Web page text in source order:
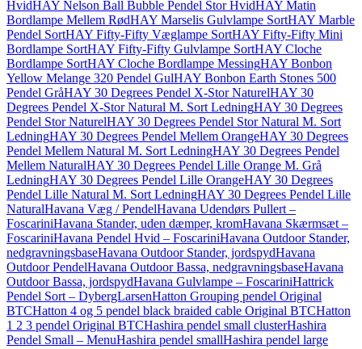
HvidHAY Nelson Ball Bubble Pendel Stor HvidHAY Matin
Bordlampe Mellem RødHAY Marselis Gulvlampe SortHAY Marble
Pendel SortHAY Fifty-Fifty Væglampe SortHAY Fifty-Fifty Mini
Bordlampe SortHAY Fifty-Fifty Gulvlampe SortHAY Cloche
Bordlampe SortHAY Cloche Bordlampe MessingHAY Bonbon
Yellow Melange 320 Pendel GulHAY Bonbon Earth Stones 500
Pendel GråHAY 30 Degrees Pendel X-Stor NaturelHAY 30
Degrees Pendel X-Stor Natural M. Sort LedningHAY 30 Degrees
Pendel Stor NaturelHAY 30 Degrees Pendel Stor Natural M. Sort
LedningHAY 30 Degrees Pendel Mellem OrangeHAY 30 Degrees
Pendel Mellem Natural M. Sort LedningHAY 30 Degrees Pendel
Mellem NaturalHAY 30 Degrees Pendel Lille Orange M. Grå
LedningHAY 30 Degrees Pendel Lille OrangeHAY 30 Degrees
Pendel Lille Natural M. Sort LedningHAY 30 Degrees Pendel Lille
NaturalHavana Væg / PendelHavana Udendørs Pullert –
FoscariniHavana Stander, uden dæmper, kromHavana Skærmsæt –
FoscariniHavana Pendel Hvid – FoscariniHavana Outdoor Stander,
nedgravningsbaseHavana Outdoor Stander, jordspydHavana
Outdoor PendelHavana Outdoor Bassa, nedgravningsbaseHavana
Outdoor Bassa, jordspydHavana Gulvlampe – FoscariniHattrick
Pendel Sort – DybergLarsenHatton Grouping pendel Original
BTCHatton 4 og 5 pendel black braided cable Original BTCHatton
1 2 3 pendel Original BTCHashira pendel small clusterHashira
Pendel Small – MenuHashira pendel smallHashira pendel large